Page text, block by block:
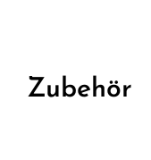
Zubehör